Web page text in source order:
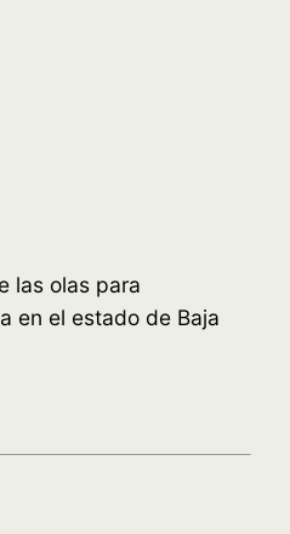
las olas para
en el estado de Baja